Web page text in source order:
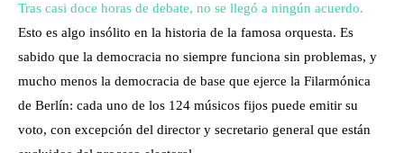
Tras casi doce horas de debate, no se llegó a ningún acuerdo.
Esto es algo insólito en la historia de la famosa orquesta. Es
sabido que la democracia no siempre funciona sin problemas, y
mucho menos la democracia de base que ejerce la Filarmónica
de Berlín: cada uno de los 124 músicos fijos puede emitir su
voto, con excepción del director y secretario general que están